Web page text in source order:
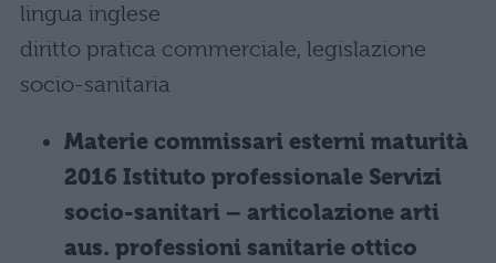
lingua inglese
diritto pratica commerciale, legislazione
socio-sanitaria
Materie commissari esterni maturità
2016 Istituto professionale Servizi
socio-sanitari – articolazione arti
aus. professioni sanitarie ottico